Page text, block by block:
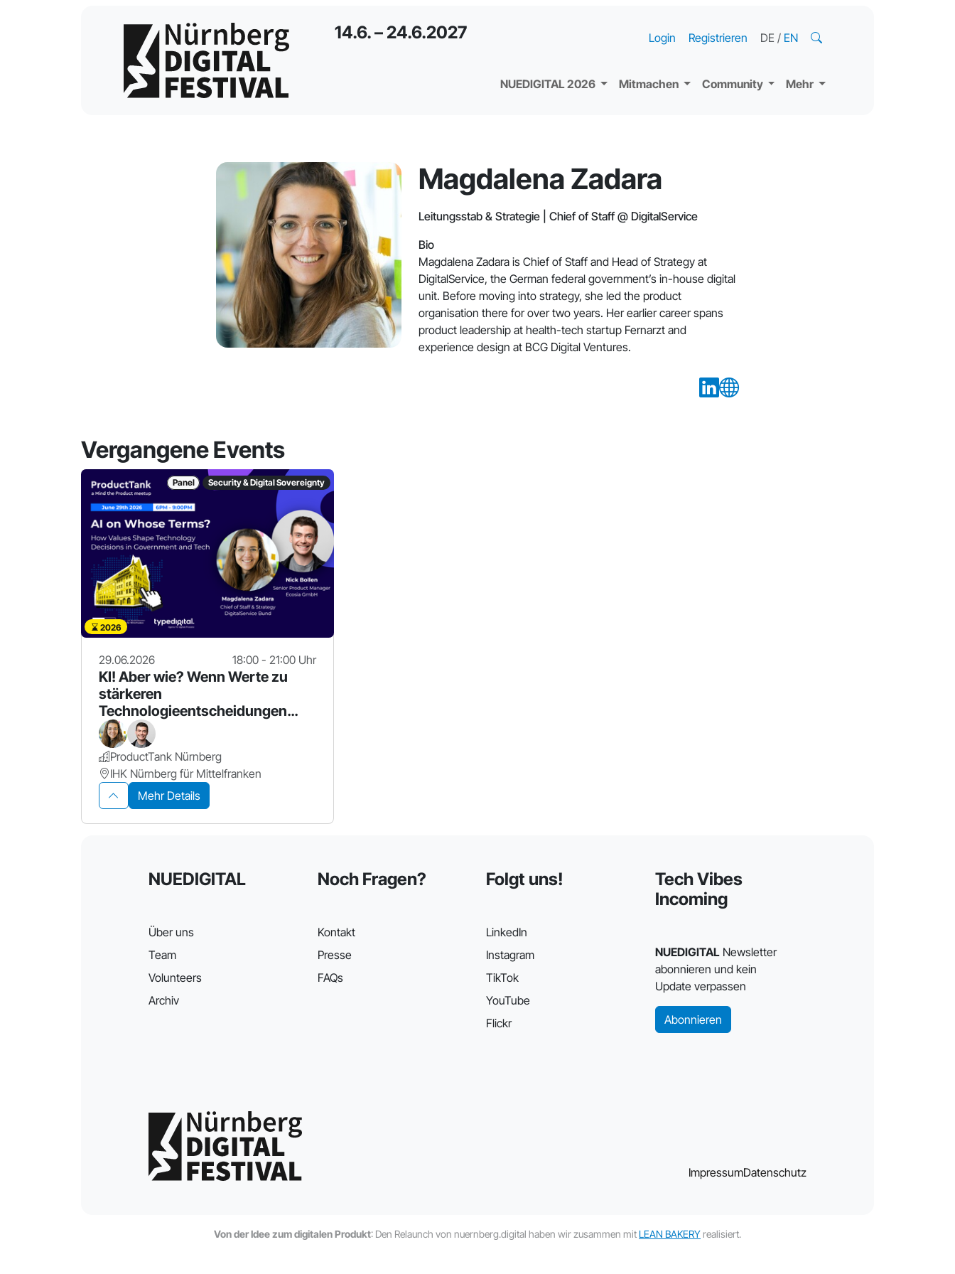
14.6. – 24.6.2027
NUEDIGITAL 2026 Mitmachen Community Mehr
Login Registrieren DE / EN
Magdalena Zadara
Leitungsstab & Strategie | Chief of Staff @ DigitalService
Bio
Magdalena Zadara is Chief of Staff and Head of Strategy at
DigitalService, the German federal government’s in-house digital
unit. Before moving into strategy, she led the product
organisation there for over two years. Her earlier career spans
product leadership at health-tech startup Fernarzt and
experience design at BCG Digital Ventures.
Vergangene Events
Panel Security & Digital Sovereignty
2026
29.06.2026 18:00 - 21:00 Uhr
KI! Aber wie? Wenn Werte zu
stärkeren
Technologieentscheidungen
führen
ProductTank Nürnberg
IHK Nürnberg für Mittelfranken
Mehr Details
NUEDIGITAL
Über uns
Team
Volunteers
Archiv
Noch Fragen?
Kontakt
Presse
FAQs
Folgt uns!
LinkedIn
Instagram
TikTok
YouTube
Flickr
Tech Vibes
Incoming
NUEDIGITALNewsletter
abonnieren und kein
Update verpassen
Abonnieren
ImpressumDatenschutz
Von der Idee zum digitalen Produkt: Den Relaunch von nuernberg.digital haben wir zusammen mitLEAN BAKERYrealisiert.